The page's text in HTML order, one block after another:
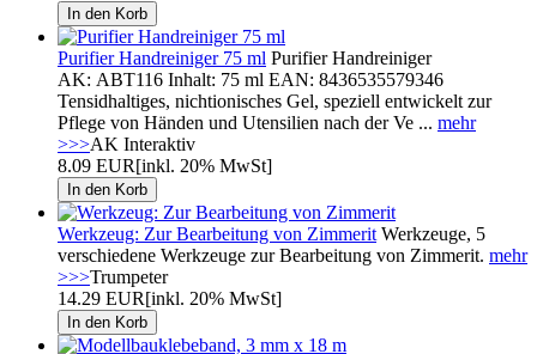
Purifier Handreiniger 75 ml Purifier Handreiniger
AK: ABT116 Inhalt: 75 ml EAN: 8436535579346
Tensidhaltiges, nichtionisches Gel, speziell entwickelt zur
Pflege von Händen und Utensilien nach der Ve ... mehr
>>>AK Interaktiv
8.09 EUR[inkl. 20% MwSt]
Werkzeug: Zur Bearbeitung von Zimmerit Werkzeuge, 5
verschiedene Werkzeuge zur Bearbeitung von Zimmerit. mehr
>>>Trumpeter
14.29 EUR[inkl. 20% MwSt]